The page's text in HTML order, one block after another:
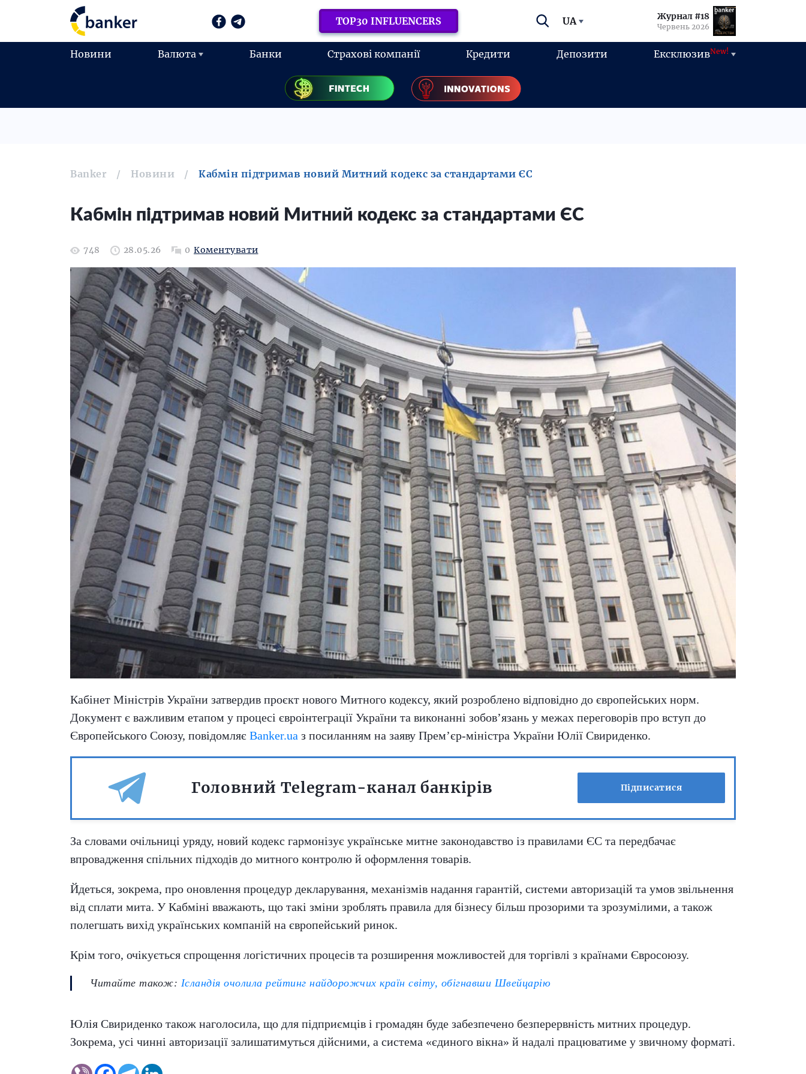
TOP30 INFLUENCERS UA Журнал #18
Червень 2026
Новини Валюта Банки Страхові компанії Кредити Депозити ЕксклюзивNew!
Banker Новини Кабмін підтримав новий Митний кодекс за стандартами ЄС
Кабмін підтримав новий Митний кодекс за стандартами ЄС
748 28.05.26 0 Коментувати
Кабінет Міністрів України затвердив проєкт нового Митного кодексу, який розроблено відповідно до європейських норм.
Документ є важливим етапом у процесі євроінтеграції України та виконанні зобов’язань у межах переговорів про вступ до
Європейського Союзу, повідомляє Banker.ua з посиланням на заяву Прем’єр-міністра України Юлії Свириденко.
Головний Telegram-канал банкірів Підписатися
За словами очільниці уряду, новий кодекс гармонізує українське митне законодавство із правилами ЄС та передбачає
впровадження спільних підходів до митного контролю й оформлення товарів.
Йдеться, зокрема, про оновлення процедур декларування, механізмів надання гарантій, системи авторизацій та умов звільнення
від сплати мита. У Кабміні вважають, що такі зміни зроблять правила для бізнесу більш прозорими та зрозумілими, а також
полегшать вихід українських компаній на європейський ринок.
Крім того, очікується спрощення логістичних процесів та розширення можливостей для торгівлі з країнами Євросоюзу.
Читайте також: Ісландія очолила рейтинг найдорожчих країн світу, обігнавши Швейцарію
Юлія Свириденко також наголосила, що для підприємців і громадян буде забезпечено безперервність митних процедур.
Зокрема, усі чинні авторизації залишатимуться дійсними, а система «єдиного вікна» й надалі працюватиме у звичному форматі.